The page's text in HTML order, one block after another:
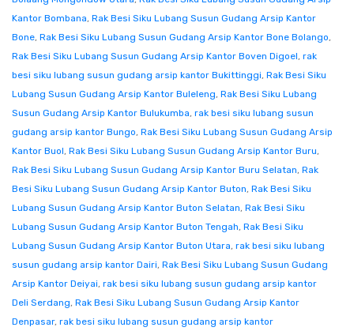
Kantor Bombana, Rak Besi Siku Lubang Susun Gudang Arsip Kantor
Bone, Rak Besi Siku Lubang Susun Gudang Arsip Kantor Bone Bolango,
Rak Besi Siku Lubang Susun Gudang Arsip Kantor Boven Digoel, rak
besi siku lubang susun gudang arsip kantor Bukittinggi, Rak Besi Siku
Lubang Susun Gudang Arsip Kantor Buleleng, Rak Besi Siku Lubang
Susun Gudang Arsip Kantor Bulukumba, rak besi siku lubang susun
gudang arsip kantor Bungo, Rak Besi Siku Lubang Susun Gudang Arsip
Kantor Buol, Rak Besi Siku Lubang Susun Gudang Arsip Kantor Buru,
Rak Besi Siku Lubang Susun Gudang Arsip Kantor Buru Selatan, Rak
Besi Siku Lubang Susun Gudang Arsip Kantor Buton, Rak Besi Siku
Lubang Susun Gudang Arsip Kantor Buton Selatan, Rak Besi Siku
Lubang Susun Gudang Arsip Kantor Buton Tengah, Rak Besi Siku
Lubang Susun Gudang Arsip Kantor Buton Utara, rak besi siku lubang
susun gudang arsip kantor Dairi, Rak Besi Siku Lubang Susun Gudang
Arsip Kantor Deiyai, rak besi siku lubang susun gudang arsip kantor
Deli Serdang, Rak Besi Siku Lubang Susun Gudang Arsip Kantor
Denpasar, rak besi siku lubang susun gudang arsip kantor